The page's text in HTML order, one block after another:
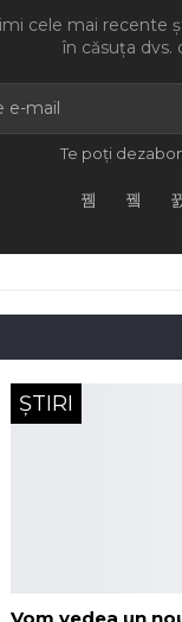
cele mai recente
în căsuța dvs.
Te poți
ȘTIRI
Vom vedea un